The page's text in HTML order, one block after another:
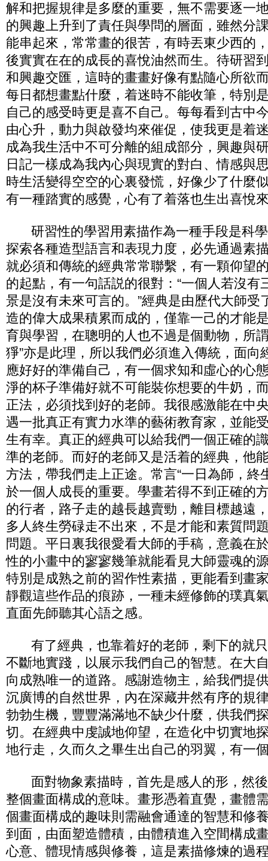
解和把握規律是多麼的重要，無不需要逐一
的興趣上升到了責任與學問的層面，雖然分
能串起來，常常畫的很苦，有時丟東少西的
後實實在在的成長的喜悅油然而生。待研習
和興趣交匯，這時的畫畫好像有點隨心所欲
每日都想畫點什麼，着迷時不能收筆，特別
自己的感受時更是喜不自己。每每看到古中
由心升，動力與啟發均來催促，使我更是着
成為我生活中不可分離的組成部分，興趣與
日記一樣成為我內心與現實的對白、情感與
時生活變得空空的心裏發慌，好像少了什麼
有一種踏實的感覺，心有了着落也生出喜悅
研習性的學習用素描作為一種手段是科學
探索各種造型語言和表現力度，必先通過素
就必須和傳統的經典常常聯繫，有一顆仰望
的起點，有一句話説的很對：“一個人若沒有
景是沒有未來可言的。”經典是由歷代大師受
造的偉大成果積累而成的，僅靠一己的才能
育與學習，在聰明的人也不過是個動物，所
猙”亦是此理，所以我們必須進入傳統，面向
應好好的準備自己，有一個求知和虛心的心
淨的杯子準備好就不可能裝你想要的牛奶，
正法，必須找到好的老師。我很感激能在中
遇一批真正有實力水準的藝術教育家，並能
生有幸。真正的經典可以給我們一個正確的
準的老師。而好的老師又是活着的經典，他
方法，帶我們走上正途。常言“一日為師，終
於一個人成長的重要。學畫若得不到正確的
的行者，路子走的越長越賣勁，離目標越遠
多人終生勞碌走不出來，不是才能和素質問
問題。平日裏我很愛看大師的手稿，意義在
性的小畫中的寥寥幾筆就能看見大師靈魂的
特別是成熟之前的習作性素描，更能看到畫
靜觀這些作品的痕跡，一種未經修飾的璞真
直面先師聽其心語之感。
有了經典，也靠着好的老師，剩下的就只
不斷地實踐，以展示我們自己的智慧。在大
向成熟唯一的道路。感謝造物主，給我們提
沉廣博的自然世界，內在深藏井然有序的規
勃勃生機，豐豐滿滿地不缺少什麼，供我們
切。在經典中虔誠地仰望，在造化中切實地
地行走，久而久之畢生出自己的羽翼，有一
面對物象素描時，首先是感人的形，然後
整個畫面構成的意味。畫形憑着直覺，畫體
個畫面構成的趣味則需融會通達的智慧和修
到面，由面塑造體積，由體積進入空間構成
心意、體現情感與修養，這是素描修煉的過